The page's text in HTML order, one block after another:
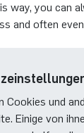
way, you can
and often
Cookies und
Einige von